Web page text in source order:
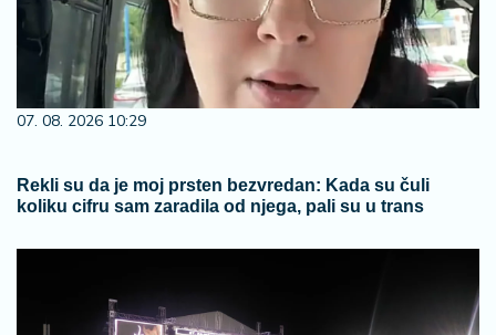
07. 08. 2026 10:29
Rekli su da je moj prsten bezvredan: Kada su čuli
koliku cifru sam zaradila od njega, pali su u trans